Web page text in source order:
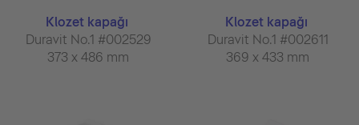
Klozet kapağı
Duravit No.1 #002529
373 x 486 mm
Klozet kapağı
Duravit No.1 #002611
369 x 433 mm